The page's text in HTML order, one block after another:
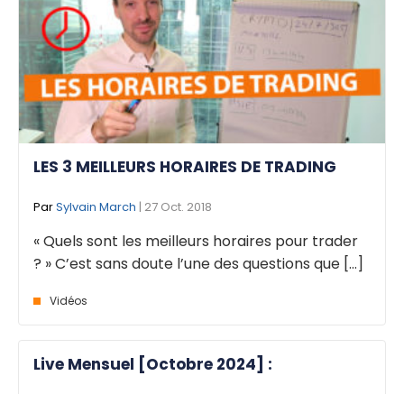
LES 3 MEILLEURS HORAIRES DE TRADING
ParSylvain March | 27 Oct. 2018
« Quels sont les meilleurs horaires pour trader
? » C’est sans doute l’une des questions que [...]
Vidéos
Live Mensuel [Octobre 2024] :